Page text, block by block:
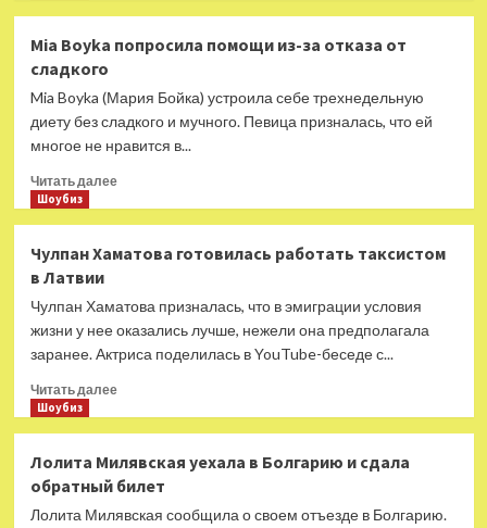
Юлии
расскажет
жизни
без
мамы
Первом
Mia Boyka попросила помощи из-за отказа от
сладкого
Mia Boyka (Мария Бойка) устроила себе трехнедельную
диету без сладкого и мучного. Певица призналась, что ей
многое не нравится в...
Читать далееПрочитать
Boyka попросила
из-
от
сладкого
Шоубиз
Чулпан Хаматова готовилась работать таксистом
в Латвии
Чулпан Хаматова призналась, что в эмиграции условия
жизни у нее оказались лучше, нежели она предполагала
заранее. Актриса поделилась в YouTube-беседе с...
Читать далееПрочитать
Хаматова
готовилась
работать
Шоубиз
Лолита Милявская уехала в Болгарию и сдала
обратный билет
Лолита Милявская сообщила о своем отъезде в Болгарию.